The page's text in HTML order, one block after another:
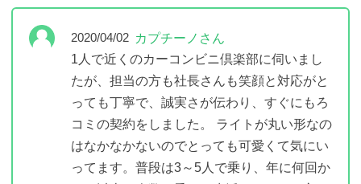
2020/04/02 カプチーノさん
1人で近くのカーコンビニ倶楽部に伺いまし
たが、担当の方も社長さんも笑顔と対応がと
っても丁寧で、誠実さが伝わり、すぐにもろ
コミの契約をしました。 ライトが丸い形なの
はなかなかないのでとっても可愛くて気にい
ってます。普段は3～5人で乗り、年に何回か